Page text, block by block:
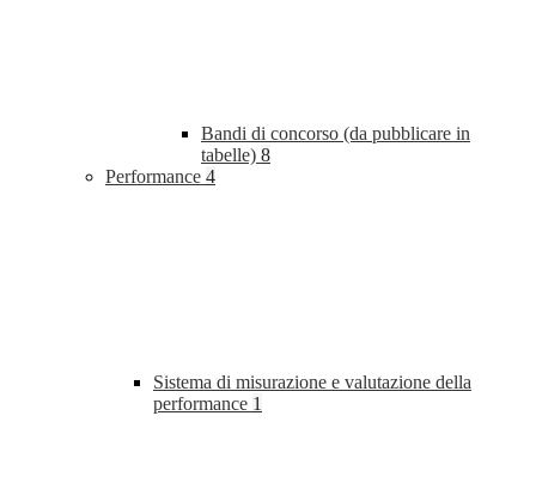
Bandi di concorso (da pubblicare in
tabelle) 8
Performance 4
Sistema di misurazione e valutazione della
performance 1